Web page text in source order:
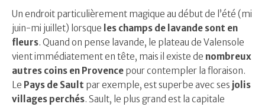
Un endroit particulièrement magique au début de l’été (mi
juin-mi juillet) lorsque les champs de lavande sont en
fleurs. Quand on pense lavande, le plateau de Valensole
vient immédiatement en tête, mais il existe de nombreux
autres coins en Provence pour contempler la floraison.
Le Pays de Sault par exemple, est superbe avec ses jolis
villages perchés. Sault, le plus grand est la capitale